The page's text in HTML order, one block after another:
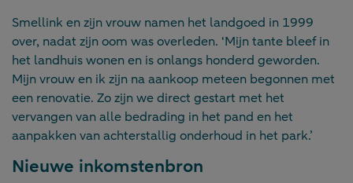
Smellink en zijn vrouw namen het landgoed in 1999
over, nadat zijn oom was overleden. ‘Mijn tante bleef in
het landhuis wonen en is onlangs honderd geworden.
Mijn vrouw en ik zijn na aankoop meteen begonnen met
een renovatie. Zo zijn we direct gestart met het
vervangen van alle bedrading in het pand en het
aanpakken van achterstallig onderhoud in het park.’
Nieuwe inkomstenbron